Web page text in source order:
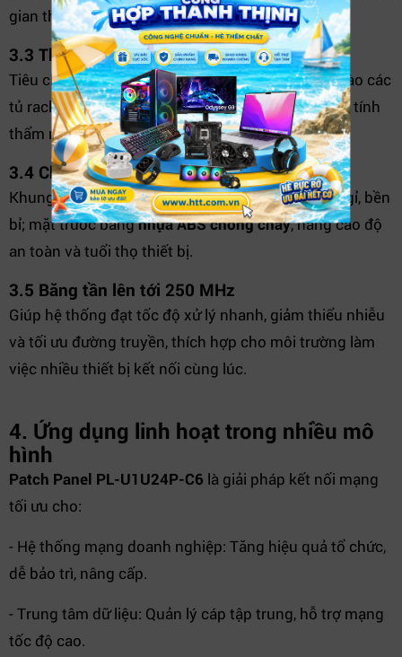
gian thi công.
3.3 Thiết kế 1U – Gắn rack 19 inch
Tiêu chuẩn công nghiệp giúplắp đặt thuận tiệnvào các
tủ rack phổ biến, tiết kiệm không gian và đảm bảo tính
thẩm mỹ cho hệ thống mạng.
3.4 Chất liệu bền bỉ
Khung được làm từkim loại sơn tĩnh điệnchống gỉ, bền
bỉ; mặt trước bằngnhựa ABS chống cháy, nâng cao độ
an toàn và tuổi thọ thiết bị.
3.5 Băng tần lên tới 250 MHz
Giúp hệ thống đạt tốc độ xử lý nhanh, giảm thiểu nhiễu
và tối ưu đường truyền, thích hợp cho môi trường làm
việc nhiều thiết bị kết nối cùng lúc.
4. Ứng dụng linh hoạt trong nhiều mô
hình
Patch Panel PL-U1U24P-C6 là giải pháp kết nối mạng
tối ưu cho:
- Hệ thống mạng doanh nghiệp: Tăng hiệu quả tổ chức,
dễ bảo trì, nâng cấp.
- Trung tâm dữ liệu: Quản lý cáp tập trung, hỗ trợ mạng
tốc độ cao.